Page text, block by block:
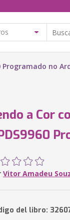
Programado no
a Cor
Vitor Amadeu
del libro: